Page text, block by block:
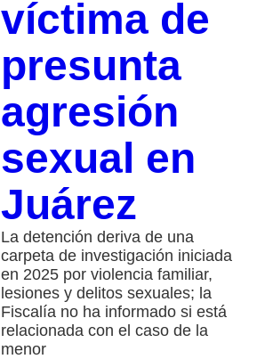
víctima de
presunta
agresión
sexual en
Juárez
La detención deriva de una
carpeta de investigación iniciada
en 2025 por violencia familiar,
lesiones y delitos sexuales; la
Fiscalía no ha informado si está
relacionada con el caso de la
menor